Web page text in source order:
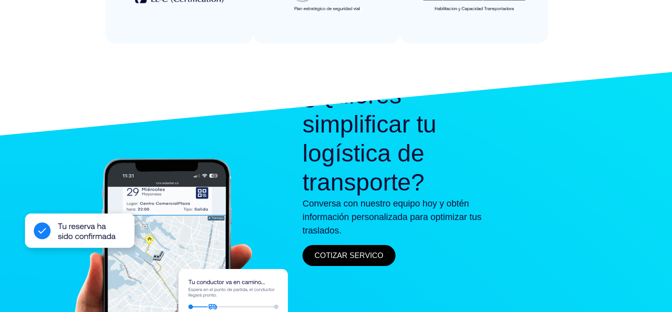
¿Quieres
simplificar tu
logística de
transporte?
Conversa con nuestro equipo hoy y obtén
información personalizada para optimizar tus
traslados.
COTIZAR SERVICO